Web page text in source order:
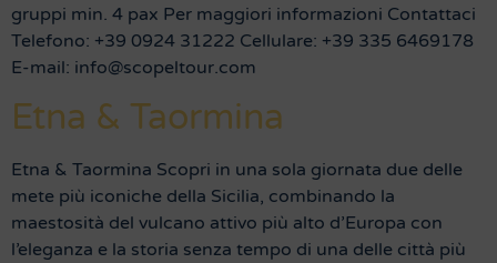
gruppi min. 4 pax Per maggiori informazioni Contattaci
Telefono: +39 0924 31222 Cellulare: +39 335 6469178
E-mail: info@scopeltour.com
Etna & Taormina
Etna & Taormina Scopri in una sola giornata due delle
mete più iconiche della Sicilia, combinando la
maestosità del vulcano attivo più alto d’Europa con
l’eleganza e la storia senza tempo di una delle città più